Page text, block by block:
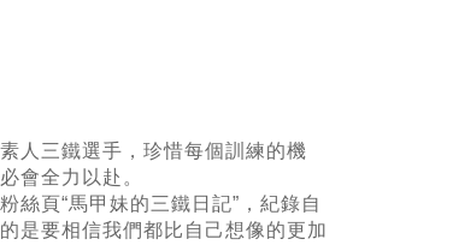
人三鐵選手，珍惜每個訓練的機
會全力以赴。
絲頁“馬甲妹的三鐵日記”，紀錄自
是要相信我們都比自己想像的更加